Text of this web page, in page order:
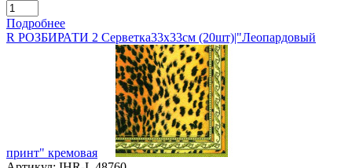
Подробнее
R РОЗБИРАТИ 2 Серветка33х33см (20шт)|"Леопардовый
принт" кремовая